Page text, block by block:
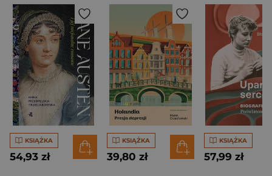
KSIĄŻKA
54,93 zł
KSIĄŻKA
39,80 zł
KSIĄŻKA
57,99 zł